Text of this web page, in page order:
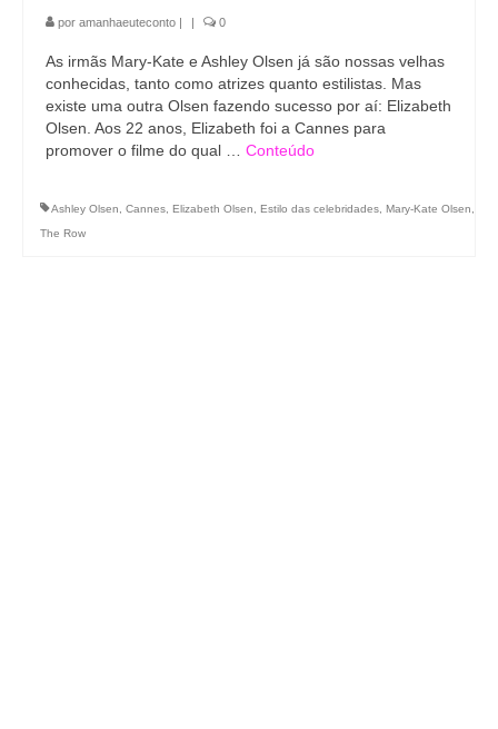
por amanhaeuteconto | | 0
As irmãs Mary-Kate e Ashley Olsen já são nossas velhas
conhecidas, tanto como atrizes quanto estilistas. Mas
existe uma outra Olsen fazendo sucesso por aí: Elizabeth
Olsen. Aos 22 anos, Elizabeth foi a Cannes para
promover o filme do qual … Conteúdo
Ashley Olsen Cannes Elizabeth Olsen Estilo das celebridades Mary-Kate Olsen
The Row